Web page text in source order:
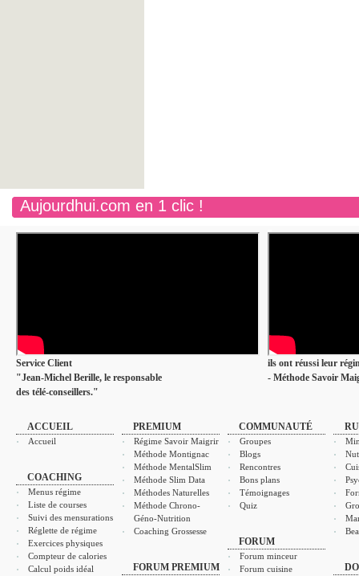
Aujourdhui.com en 1 clic !
Service Client
"Jean-Michel Berille, le responsable
des télé-conseillers."
ils ont réussi leur
- Méthode Savoir
ACCUEIL
Accueil
COACHING
Menus régime
Liste de courses
Suivi des mensurations
Réglette de régime
Exercices physiques
Compteur de calories
Calcul poids idéal
PREMIUM
Régime Savoir Maigrir
Méthode Montignac
Méthode MentalSlim
Méthode Slim Data
Méthodes Naturelles
Méthode Chrono-
Géno-Nutrition
Coaching Grossesse
FORUM PREMIUM
COMMUNAUTÉ
Groupes
Blogs
Rencontres
Bons plans
Témoignages
Quiz
FORUM
Forum minceur
Forum cuisine